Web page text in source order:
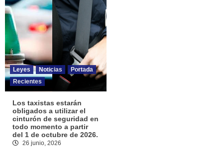
Leyes Noticias
Portada
Recientes
Los taxistas estarán
obligados a utilizar el
cinturón de seguridad en
todo momento a partir
del 1 de octubre de 2026.
26 junio, 2026